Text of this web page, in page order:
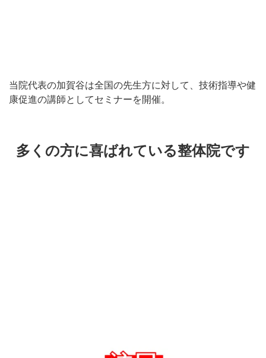
当院代表の加賀谷は全国の先生方に対して、技術指導や健
康促進の講師としてセミナーを開催。
多くの方に喜ばれている整体院です